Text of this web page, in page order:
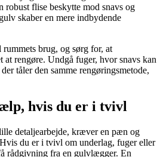
robust flise beskytte mod snavs og
skaber en mere indbydende
brug, og sørg for, at
at rengøre. Undgå fuger, hvor snavs kan
tåler den samme rengøringsmetode,
hvis du er i tvivl
detaljearbejde, kræver en pæn og
du er i tvivl om underlag, fuger eller
rådgivning fra en gulvlægger. En